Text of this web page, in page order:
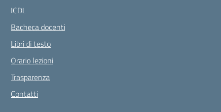
ICDL
Bacheca docenti
Libri di testo
Orario lezioni
Trasparenza
Contatti